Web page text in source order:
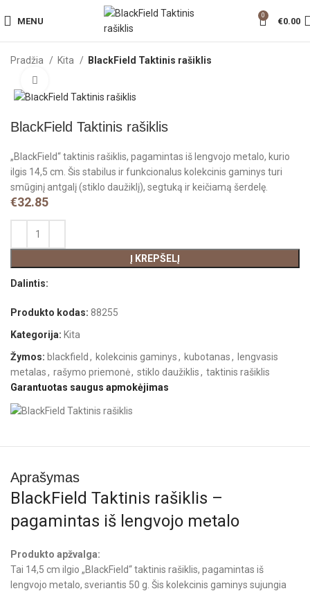
MENU
0
€0.00
Pradžia Kita BlackField Taktinis rašiklis
BlackField Taktinis rašiklis
„BlackField“ taktinis rašiklis, pagamintas iš lengvojo metalo, kurio
ilgis 14,5 cm. Šis stabilus ir funkcionalus kolekcinis gaminys turi
smūginį antgalį (stiklo daužiklį), segtuką ir keičiamą šerdelę.
€32.85
Į KREPŠELĮ
Dalintis:
Produkto kodas:88255
Kategorija: Kita
Žymos: blackfield , kolekcinis gaminys, kubotanas, lengvasis
metalas, rašymo priemonė, stiklo daužiklis, taktinis rašiklis
Garantuotas saugus apmokėjimas
Aprašymas
BlackField Taktinis rašiklis –
pagamintas iš lengvojo metalo
Produkto apžvalga:
Tai 14,5 cm ilgio „BlackField“ taktinis rašiklis, pagamintas iš
lengvojo metalo, sveriantis 50 g. Šis kolekcinis gaminys sujungia